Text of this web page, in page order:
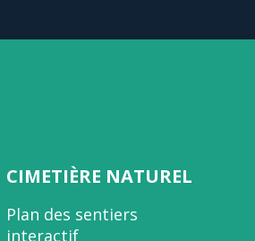
CIMETIÈRE NATUREL
Plan des sentiers
interactif